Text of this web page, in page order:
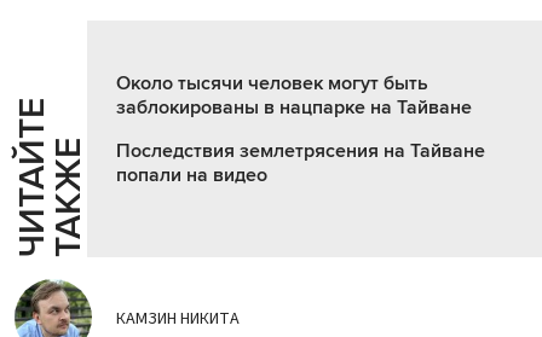
Ч
И
Т
АЙ
Т
Е
Т
А
К
ЖЕ
Около тысячи человек могут быть
заблокированы в нацпарке на Тайване
Последствия землетрясения на Тайване
попали на видео
КАМЗИН НИКИТА